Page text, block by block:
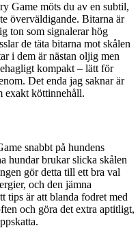
Game möts du av en subtil,
överväldigande. Bitarna är
ton som signalerar hög
de täta bitarna mot skålen
i dem är nästan oljig men
kompakt – lätt för
Det enda jag saknar är
exakt köttinnehåll.
snabbt på hundens
hundar brukar slicka skålen
gör detta till ett bra val
och den jämna
tips är att blanda fodret med
och göra det extra aptitligt,